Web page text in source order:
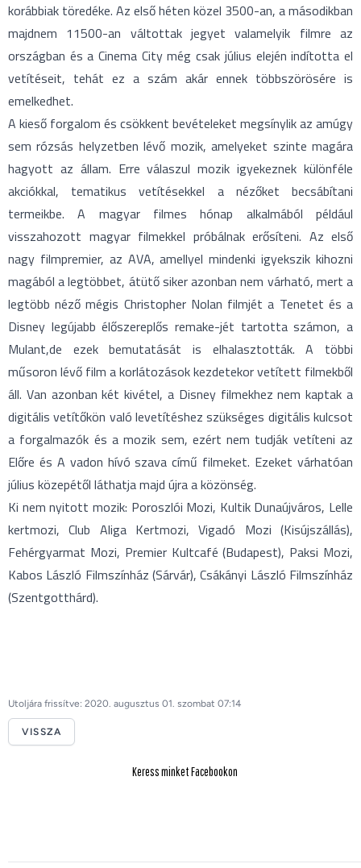
korábbiak töredéke. Az első héten közel 3500-an, a másodikban
majdnem 11500-an váltottak jegyet valamelyik filmre az
országban és a Cinema City még csak július elején indította el
vetítéseit, tehát ez a szám akár ennek többszörösére is
emelkedhet.
A kieső forgalom és csökkent bevételeket megsínylik az amúgy
sem rózsás helyzetben lévő mozik, amelyeket szinte magára
hagyott az állam. Erre válaszul mozik igyekeznek különféle
akciókkal, tematikus vetítésekkel a nézőket becsábítani
termeikbe. A magyar filmes hónap alkalmából például
visszahozott magyar filmekkel próbálnak erősíteni. Az első
nagy filmpremier, az AVA, amellyel mindenki igyekszik kihozni
magából a legtöbbet, átütő siker azonban nem várható, mert a
legtöbb néző mégis Christopher Nolan filmjét a Tenetet és a
Disney legújabb élőszereplős remake-jét tartotta számon, a
Mulant,de ezek bemutatását is elhalasztották. A többi
műsoron lévő film a korlátozások kezdetekor vetített filmekből
áll. Van azonban két kivétel, a Disney filmekhez nem kaptak a
digitális vetítőkön való levetítéshez szükséges digitális kulcsot
a forgalmazók és a mozik sem, ezért nem tudják vetíteni az
Előre és A vadon hívó szava című filmeket. Ezeket várhatóan
július közepétől láthatja majd újra a közönség.
Ki nem nyitott mozik: Poroszlói Mozi, Kultik Dunaújváros, Lelle
kertmozi, Club Aliga Kertmozi, Vigadó Mozi (Kisújszállás),
Fehérgyarmat Mozi, Premier Kultcafé (Budapest), Paksi Mozi,
Kabos László Filmszínház (Sárvár), Csákányi László Filmszínház
(Szentgotthárd).
Utoljára frissítve: 2020. augusztus 01. szombat 07:14
VISSZA
Keress minket Facebookon